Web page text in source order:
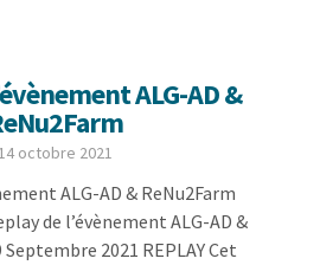
ALG-AD &
14 octobre 2021
ALG-AD & ReNu2Farm
de l’évènement ALG-AD &
Septembre 2021 REPLAY Cet